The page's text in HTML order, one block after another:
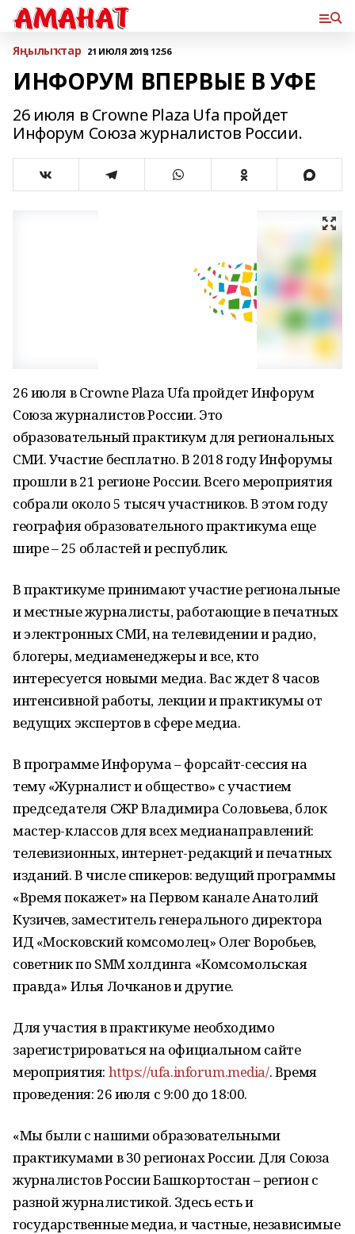
Яңылыҡтар 21 ИЮЛЯ 2019, 12:56
ИНФОРУМ ВПЕРВЫЕ В УФЕ
26 июля в Crowne Plaza Ufa пройдет
Инфорум Союза журналистов России.
26 июля в Crowne Plaza Ufa пройдет Инфорум
Союза журналистов России. Это
образовательный практикум для региональных
СМИ. Участие бесплатно. В 2018 году Инфорумы
прошли в 21 регионе России. Всего мероприятия
собрали около 5 тысяч участников. В этом году
география образовательного практикума еще
шире – 25 областей и республик.
В практикуме принимают участие региональные
и местные журналисты, работающие в печатных
и электронных СМИ, на телевидении и радио,
блогеры, медиаменеджеры и все, кто
интересуется новыми медиа. Вас ждет 8 часов
интенсивной работы, лекции и практикумы от
ведущих экспертов в сфере медиа.
В программе Инфорума – форсайт-сессия на
тему «Журналист и общество» с участием
председателя СЖР Владимира Соловьева, блок
мастер-классов для всех медианаправлений:
телевизионных, интернет-редакций и печатных
изданий. В числе спикеров: ведущий программы
«Время покажет» на Первом канале Анатолий
Кузичев, заместитель генерального директора
ИД «Московский комсомолец» Олег Воробьев,
советник по SMM холдинга «Комсомольская
правда» Илья Лочканов и другие.
Для участия в практикуме необходимо
зарегистрироваться на официальном сайте
мероприятия: https://ufa.inforum.media/. Время
проведения: 26 июля с 9:00 до 18:00.
«Мы были с нашими образовательными
практикумами в 30 регионах России. Для Союза
журналистов России Башкортостан – регион с
разной журналистикой. Здесь есть и
государственные медиа, и частные, независимые